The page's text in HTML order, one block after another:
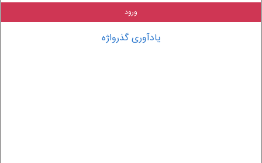
ورود
یادآوری گذرواژه